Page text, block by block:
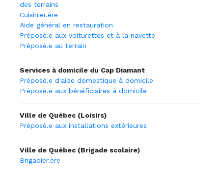
des terrains
Cuisinier.ère
Aide général en restauration
Préposé.e aux voiturettes et à la navette
Préposé.e au terrain
Services à domicile du Cap Diamant
Préposé.e d'aide domestique à domicile
Préposé.e aux bénéficiaires à domicile
Ville de Québec (Loisirs)
Préposé.e aux installations extérieures
Ville de Québec (Brigade scolaire)
Brigadier.ère